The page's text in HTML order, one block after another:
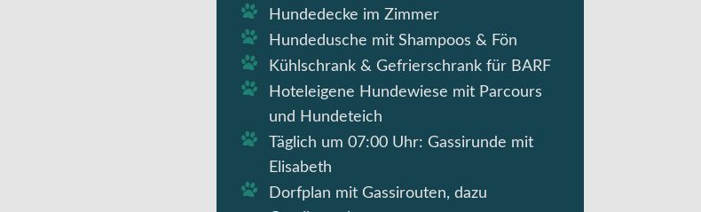
Hundedecke im Zimmer
Hundedusche mit Shampoos & Fön
Kühlschrank & Gefrierschrank für BARF
Hoteleigene Hundewiese mit Parcours
und Hundeteich
Täglich um 07:00 Uhr: Gassirunde mit
Elisabeth
Dorfplan mit Gassirouten, dazu